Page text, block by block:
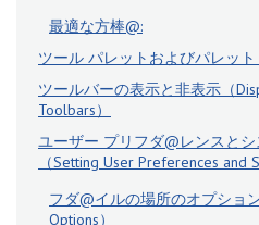
最適な方棒@:
ツール パレットおよびパレッ
ツールバーの表示と非表示（
Toolbars）
ユーザー プリフダ@レンスと
（Setting User Preferences and
フダ@イルの場所のオプショ
Options）